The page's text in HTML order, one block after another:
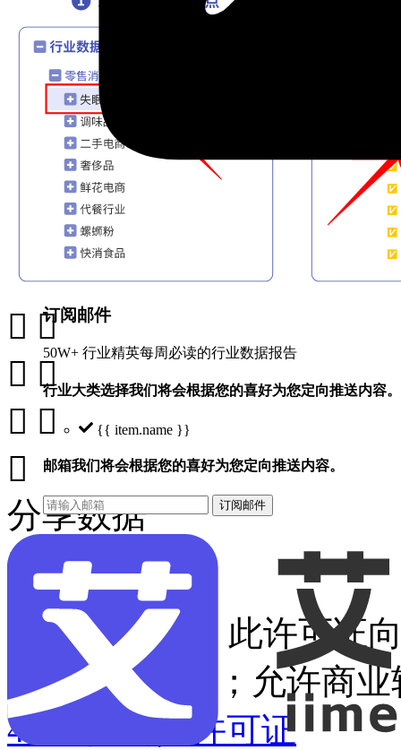
订阅邮件
50W+ 行业精英每周必读的行业数据报告
行业大类选择我们将会根据您的喜好为您定向推送内容。
{{ item.name }}
邮箱我们将会根据您的喜好为您定向推送内容。
订阅邮件
 
 
 

分享数据

根据CC准则，此许可证
源；禁止修改；允许商
4.0国际公共许可证